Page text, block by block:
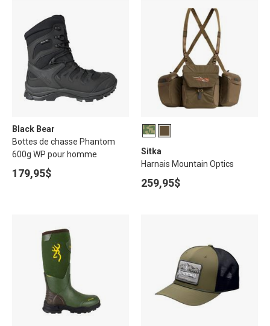
Black Bear
Bottes de chasse Phantom
600g WP pour homme
179,95$
Sitka
Harnais Mountain Optics
259,95$